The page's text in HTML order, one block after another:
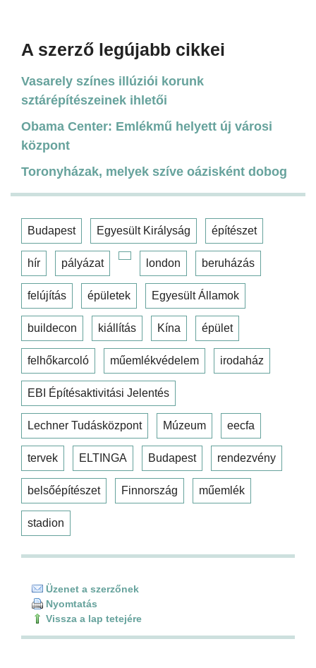
A szerző legújabb cikkei
Vasarely színes illúziói korunk
sztárépítészeinek ihletői
Obama Center: Emlékmű helyett új városi
központ
Toronyházak, melyek szíve oázisként dobog
Budapest Egyesült Királyság építészet
hír pályázat london beruházás
felújítás épületek Egyesült Államok
buildecon kiállítás Kína épület
felhőkarcoló műemlékvédelem irodaház
EBI Építésaktivitási Jelentés
Lechner Tudásközpont Múzeum eecfa
tervek ELTINGA Budapest rendezvény
belsőépítészet Finnország műemlék
stadion
Üzenet a szerzőnek
Nyomtatás
Vissza a lap tetejére